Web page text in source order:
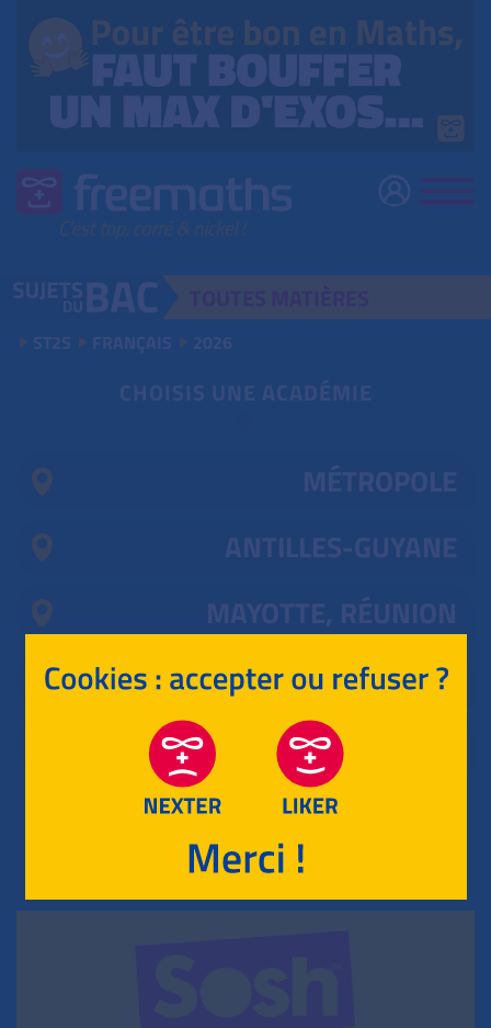
ST2S FRANÇAIS 2026
CHOISIS UNE ACADÉMIE
MÉTROPOLE
ANTILLES-GUYANE
MAYOTTE, RÉUNION
CENTRES ÉTRANGERS1
RETOUR